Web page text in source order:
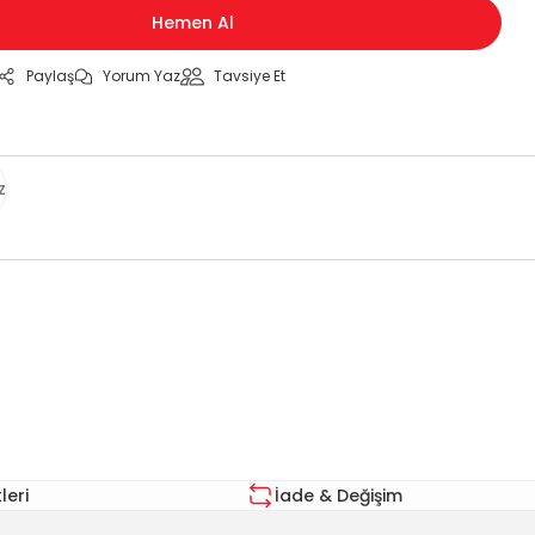
Hemen Al
Paylaş Yorum Yaz Tavsiye Et
İade & Değişim